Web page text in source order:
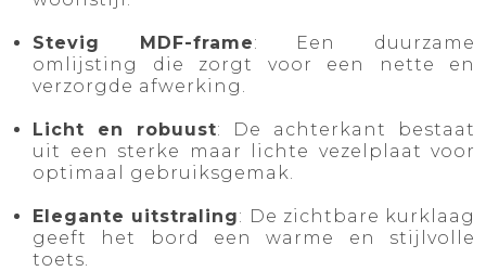
Stevig MDF-frame: Een duurzame
omlijsting die zorgt voor een nette en
verzorgde afwerking.
Licht en robuust: De achterkant bestaat
uit een sterke maar lichte vezelplaat voor
optimaal gebruiksgemak.
Elegante uitstraling: De zichtbare kurklaag
geeft het bord een warme en stijlvolle
toets.